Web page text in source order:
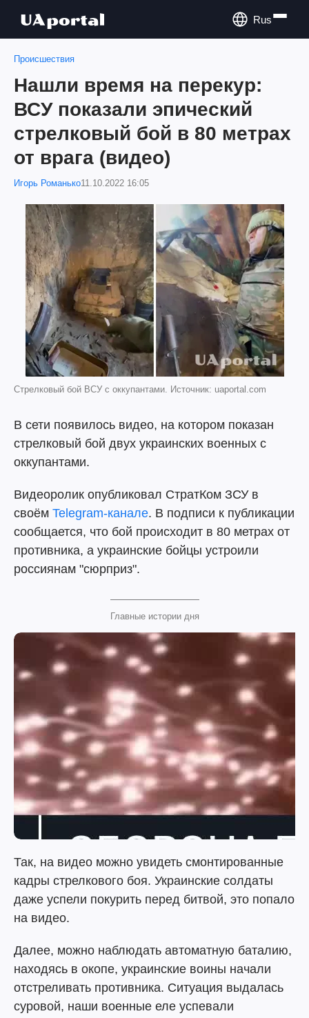
Rus
Происшествия
Нашли время на перекур:
ВСУ показали эпический
стрелковый бой в 80 метрах
от врага (видео)
Игорь Романько11.10.2022 16:05
Стрелковый бой ВСУ с оккупантами. Источник: uaportal.com
В сети появилось видео, на котором показан
стрелковый бой двух украинских военных с
оккупантами.
Видеоролик опубликовал СтратКом ЗСУ в
своём Telegram-канале. В подписи к публикации
сообщается, что бой происходит в 80 метрах от
противника, а украинские бойцы устроили
россиянам "сюрприз".
Главные истории дня
Так, на видео можно увидеть смонтированные
кадры стрелкового боя. Украинские солдаты
даже успели покурить перед битвой, это попало
на видео.
Далее, можно наблюдать автоматную баталию,
находясь в окопе, украинские воины начали
отстреливать противника. Ситуация выдалась
суровой, наши военные еле успевали